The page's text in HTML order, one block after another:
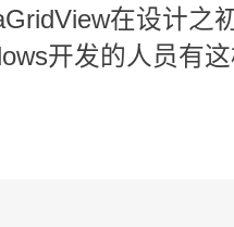
在设计之
开发的人员有